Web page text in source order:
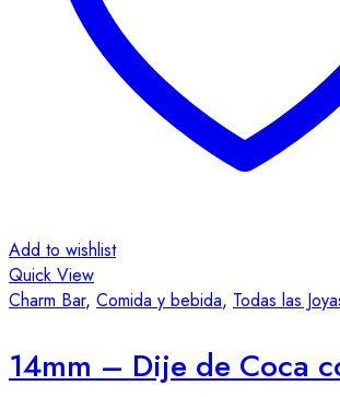
Add to wishlist
Quick View
Charm Bar, Comida y bebida, Todas las
14mm – Dije de Coca